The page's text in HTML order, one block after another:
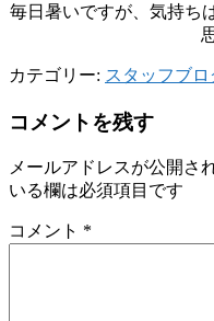
毎日暑いですが、気持ち
カテゴリー: スタッフブロ
コメントを残す
メールアドレスが公開さ
いる欄は必須項目です
コメント *